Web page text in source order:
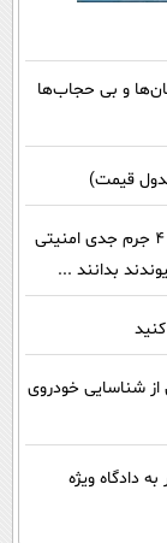
خیابان‌ها و بی حجاب‌ها
گفته‌های یک روحانی تندرو و ردپای بیش از ۳ یا ۴ جرم جدی امنیتی
شناسایی خودروی
دادگاه ویژه